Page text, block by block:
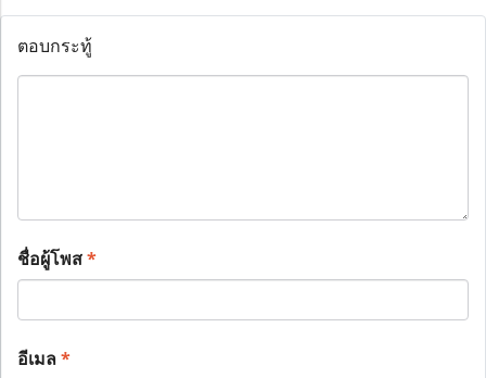
ตอบกระทู้
ชื่อผู้โพส*
อีเมล*